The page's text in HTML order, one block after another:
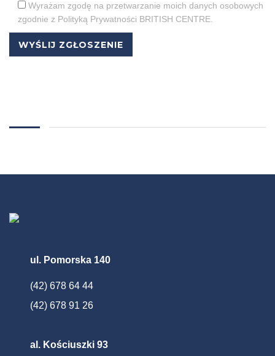
Wyrażam zgodę na przetwarzanie moich danych osobowych
zgodnie z Polityką Prywatności BRITISH CENTRE.
ul. Pomorska 140
(42) 678 64 44
(42) 678 91 26
al. Kościuszki 93